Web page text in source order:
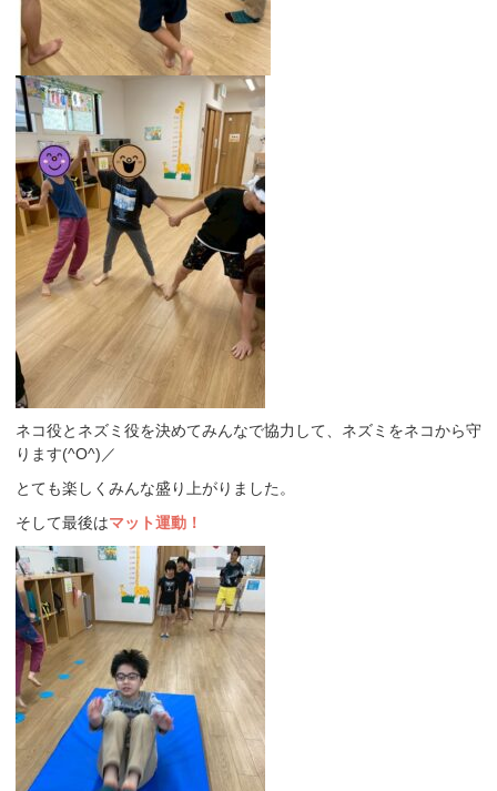
ネコ役とネズミ役を決めてみんなで協力して、ネズミをネコから守
ります(^O^)／
とても楽しくみんな盛り上がりました。
そして最後はマット運動！